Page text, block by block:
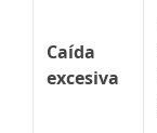
Caída
excesiva